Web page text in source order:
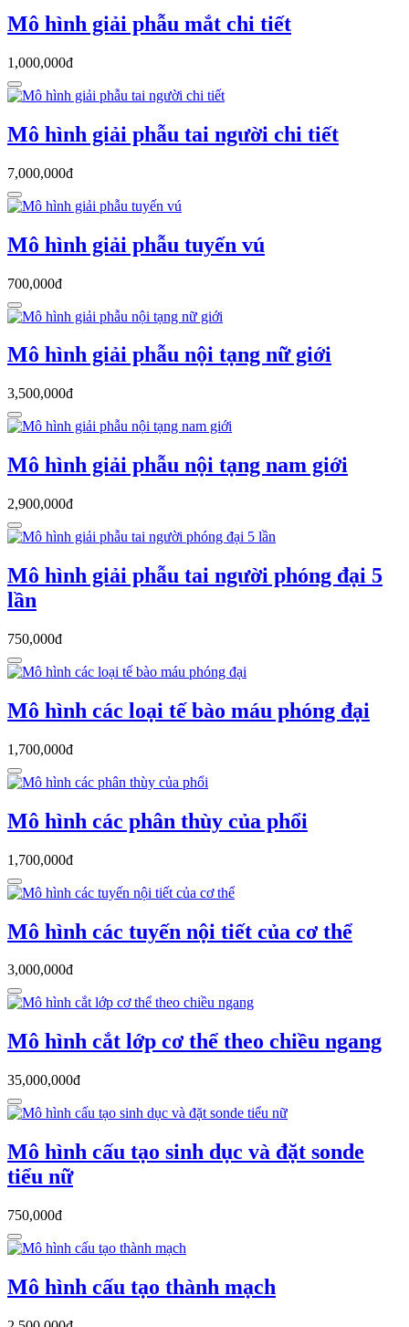
Mô hình giải phẫu mắt chi tiết
1,000,000đ
Mô hình giải phẫu tai người chi tiết
7,000,000đ
Mô hình giải phẫu tuyến vú
700,000đ
Mô hình giải phẫu nội tạng nữ giới
3,500,000đ
Mô hình giải phẫu nội tạng nam giới
2,900,000đ
Mô hình giải phẫu tai người phóng đại 5
lần
750,000đ
Mô hình các loại tế bào máu phóng đại
1,700,000đ
Mô hình các phân thùy của phổi
1,700,000đ
Mô hình các tuyến nội tiết của cơ thể
3,000,000đ
Mô hình cắt lớp cơ thể theo chiều ngang
35,000,000đ
Mô hình cấu tạo sinh dục và đặt sonde
tiểu nữ
750,000đ
Mô hình cấu tạo thành mạch